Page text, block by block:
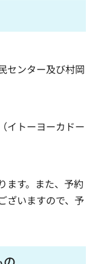
センター及び村岡
イトーヨーカドー
ます。また、予約
ざいますので、予